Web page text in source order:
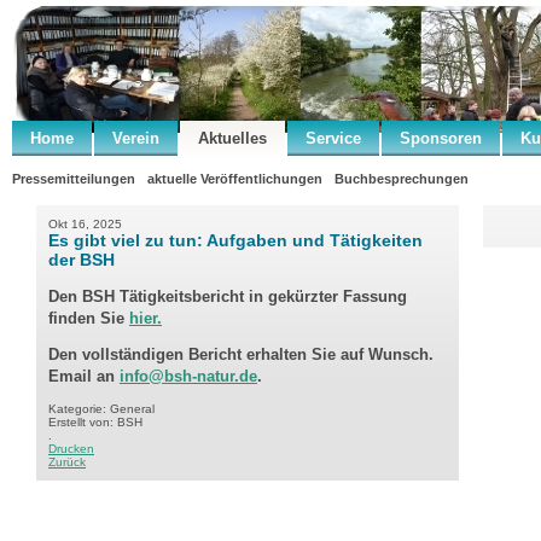
Home Verein Aktuelles Service Sponsoren
Pressemitteilungen aktuelle Veröffentlichungen Buchbesprechungen
Okt 16, 2025
Es gibt viel zu tun: Aufgaben und Tätigkeiten
der BSH
Den BSH Tätigkeitsbericht in gekürzter Fassung
finden Sie hier.
Den vollständigen Bericht erhalten Sie auf Wunsch.
Email an info@bsh-natur.de.
Kategorie: General
Erstellt von: BSH
Drucken
Zurück